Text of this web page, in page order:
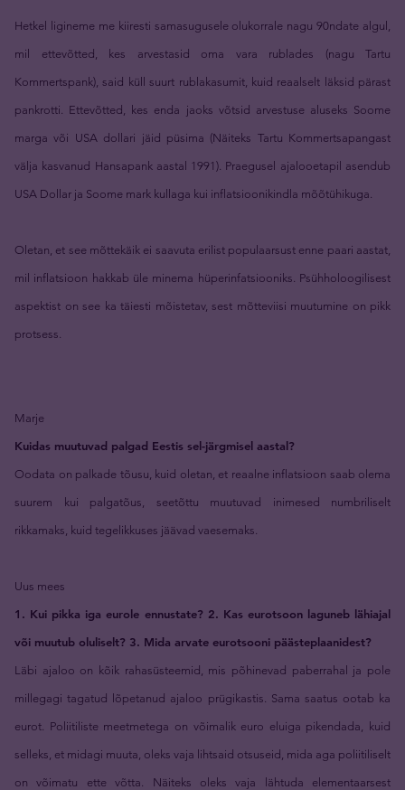
Hetkel ligineme me kiiresti samasugusele olukorrale nagu 90ndate algul,
mil ettevõtted, kes arvestasid oma vara rublades (nagu Tartu
Kommertspank), said küll suurt rublakasumit, kuid reaalselt läksid pärast
pankrotti. Ettevõtted, kes enda jaoks võtsid arvestuse aluseks Soome
marga või USA dollari jäid püsima (Näiteks Tartu Kommertsapangast
välja kasvanud Hansapank aastal 1991). Praegusel ajalooetapil asendub
USA Dollar ja Soome mark kullaga kui inflatsioonikindla mõõtühikuga.
Oletan, et see mõttekäik ei saavuta erilist populaarsust enne paari aastat,
mil inflatsioon hakkab üle minema hüperinfatsiooniks. Psühholoogilisest
aspektist on see ka täiesti mõistetav, sest mõtteviisi muutumine on pikk
protsess.
Marje
Kuidas muutuvad palgad Eestis sel-järgmisel aastal?
Oodata on palkade tõusu, kuid oletan, et reaalne inflatsioon saab olema
suurem kui palgatõus, seetõttu muutuvad inimesed numbriliselt
rikkamaks, kuid tegelikkuses jäävad vaesemaks.
Uus mees
1. Kui pikka iga eurole ennustate? 2. Kas eurotsoon laguneb lähiajal
või muutub oluliselt? 3. Mida arvate eurotsooni päästeplaanidest?
Läbi ajaloo on kõik rahasüsteemid, mis põhinevad paberrahal ja pole
millegagi tagatud lõpetanud ajaloo prügikastis. Sama saatus ootab ka
eurot. Poliitiliste meetmetega on võimalik euro eluiga pikendada, kuid
selleks, et midagi muuta, oleks vaja lihtsaid otsuseid, mida aga poliitiliselt
on võimatu ette võtta. Näiteks oleks vaja lähtuda elementaarsest